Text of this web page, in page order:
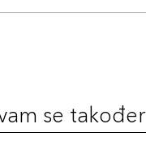
se